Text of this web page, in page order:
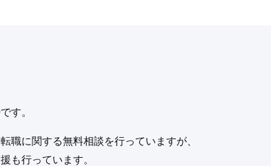
す。
職に関する無料相談を行っていますが、
も行っています。